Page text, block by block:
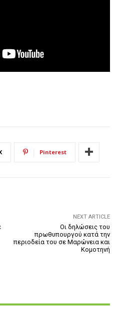
Pinterest
NEXT ARTICLE
Οι δηλώσεις του
πρωθυπουργού κατά την
περιοδεία του σε Μαρώνεια και
Κομοτηνή